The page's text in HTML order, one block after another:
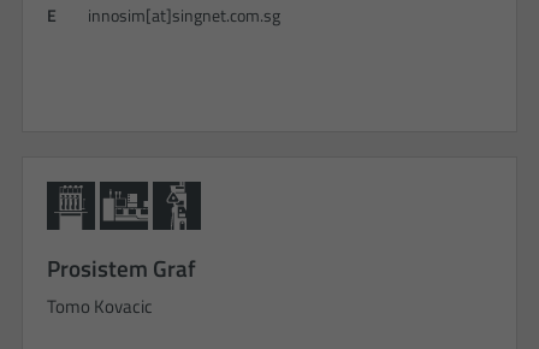
E innosim[at]singnet.com.sg
Prosistem Graf
Tomo Kovacic